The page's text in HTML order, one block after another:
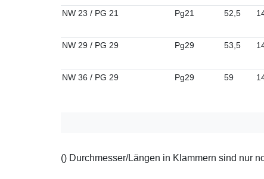
NW 23 / PG 21 Pg21 52,5
NW 29 / PG 29 Pg29 53,5
NW 36 / PG 29 Pg29 59
() Durchmesser/Längen in Klammern sind nur